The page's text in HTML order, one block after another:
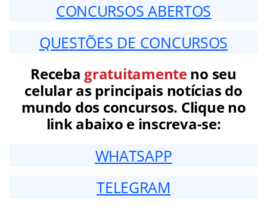
CONCURSOS ABERTOS
QUESTÕES DE CONCURSOS
Receba gratuitamenteno seu
celular as principais notícias do
mundo dos concursos. Clique no
link abaixo e inscreva-se:
WHATSAPP
TELEGRAM